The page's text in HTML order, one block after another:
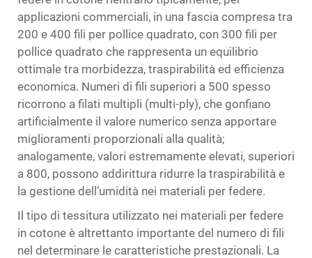
applicazioni commerciali, in una fascia compresa tra
200 e 400 fili per pollice quadrato, con 300 fili per
pollice quadrato che rappresenta un equilibrio
ottimale tra morbidezza, traspirabilità ed efficienza
economica. Numeri di fili superiori a 500 spesso
ricorrono a filati multipli (multi-ply), che gonfiano
artificialmente il valore numerico senza apportare
miglioramenti proporzionali alla qualità;
analogamente, valori estremamente elevati, superiori
a 800, possono addirittura ridurre la traspirabilità e
la gestione dell’umidità nei materiali per federe.
Il tipo di tessitura utilizzato nei materiali per federe
in cotone è altrettanto importante del numero di fili
nel determinare le caratteristiche prestazionali. La